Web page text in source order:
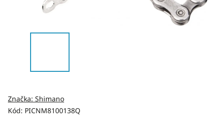
Kód: PICNM8100138Q
Značka: Shimano